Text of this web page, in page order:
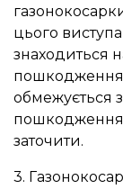
цього
знаходиться
пошкодження
обмежується
пошкодження
заточити.
3.